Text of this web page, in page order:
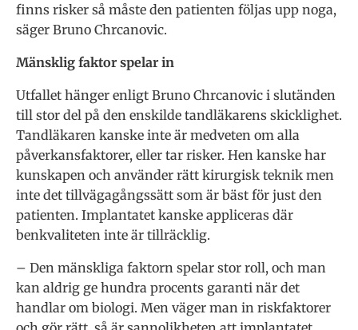
finns risker så måste den patienten följas upp noga,
säger Bruno Chrcanovic.
Mänsklig faktor spelar in
Utfallet hänger enligt Bruno Chrcanovic i slutänden
till stor del på den enskilde tandläkarens skicklighet.
Tandläkaren kanske inte är medveten om alla
påverkansfaktorer, eller tar risker. Hen kanske har
kunskapen och använder rätt kirurgisk teknik men
inte det tillvägagångssätt som är bäst för just den
patienten. Implantatet kanske appliceras där
benkvaliteten inte är tillräcklig.
– Den mänskliga faktorn spelar stor roll, och man
kan aldrig ge hundra procents garanti när det
handlar om biologi. Men väger man in riskfaktorer